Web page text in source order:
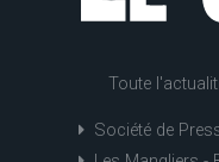
Toute
Société de